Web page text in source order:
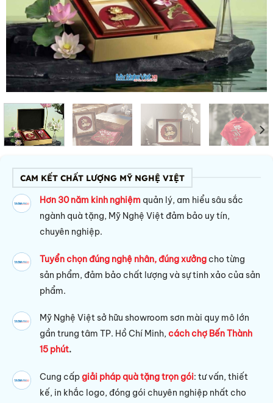
CAM KẾT CHẤT LƯỢNG MỸ NGHỆ VIỆT
Hơn 30 năm kinh nghiệm quản lý, am hiểu sâu sắc
ngành quà tặng, Mỹ Nghệ Việt đảm bảo uy tín,
chuyên nghiệp.
Tuyển chọn đúng nghệ nhân, đúng xưởng cho từng
sản phẩm, đảm bảo chất lượng và sự tinh xảo của sản
phẩm.
Mỹ Nghệ Việt sở hữu showroom sơn mài quy mô lớn
gần trung tâm TP. Hồ Chí Minh,cách chợ Bến Thành
15 phút.
Cung cấpgiải pháp quà tặng trọn gói: tư vấn, thiết
kế, in khắc logo, đóng gói chuyên nghiệp nhất cho